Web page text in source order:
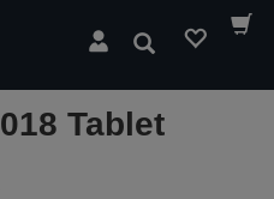
Pesquisar
Tablet